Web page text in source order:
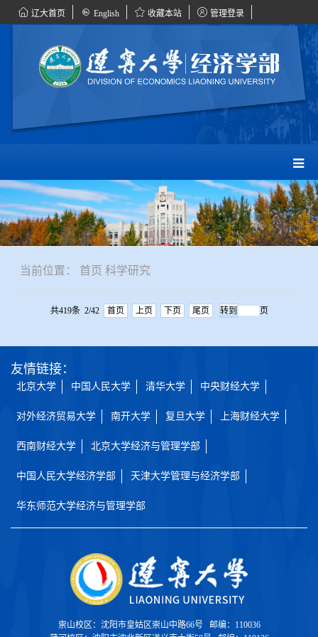
辽大首页 English 收藏本站 管理登录
当前位置： 首页 科学研究
共419条 2/42 首页 上页 下页 尾页 页
友情链接：
北京大学 中国人民大学 清华大学 中央财经大学
对外经济贸易大学 南开大学 复旦大学 上海财经大学
西南财经大学 北京大学经济与管理学部
中国人民大学经济学部 天津大学管理与经济学部
华东师范大学经济与管理学部
崇山校区：沈阳市皇姑区崇山中路66号 邮编：110036